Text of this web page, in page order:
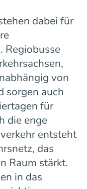
dabei für
Regiobusse
von
sorgen auch
für
die enge
entsteht
das
Raum stärkt.
in das